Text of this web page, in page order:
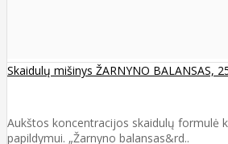
Skaidulų mišinys ŽARNYNO BALANSAS,
Aukštos koncentracijos skaidulų formulė
papildymui. „Žarnyno balansas&rd..